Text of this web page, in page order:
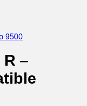
9500
R –